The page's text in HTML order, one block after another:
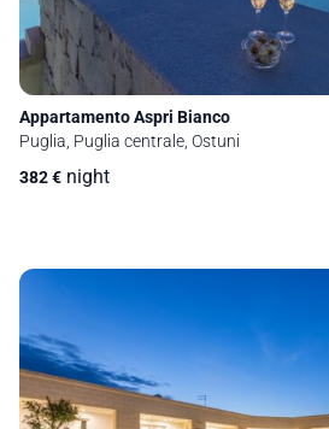
Appartamento Aspri Bianco
Puglia, Puglia centrale, Ostuni
382€ night